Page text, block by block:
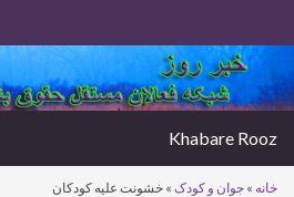
Search for:
Khabare Rooz
خانه » جوان و کودک » خشونت علیه کودکان